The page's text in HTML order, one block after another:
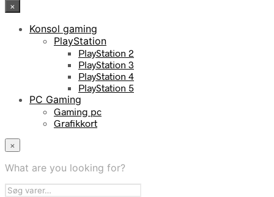
×
Konsol gaming
PlayStation
PlayStation 2
PlayStation 3
PlayStation 4
PlayStation 5
PC Gaming
Gaming pc
Grafikkort
×
What are you looking for?